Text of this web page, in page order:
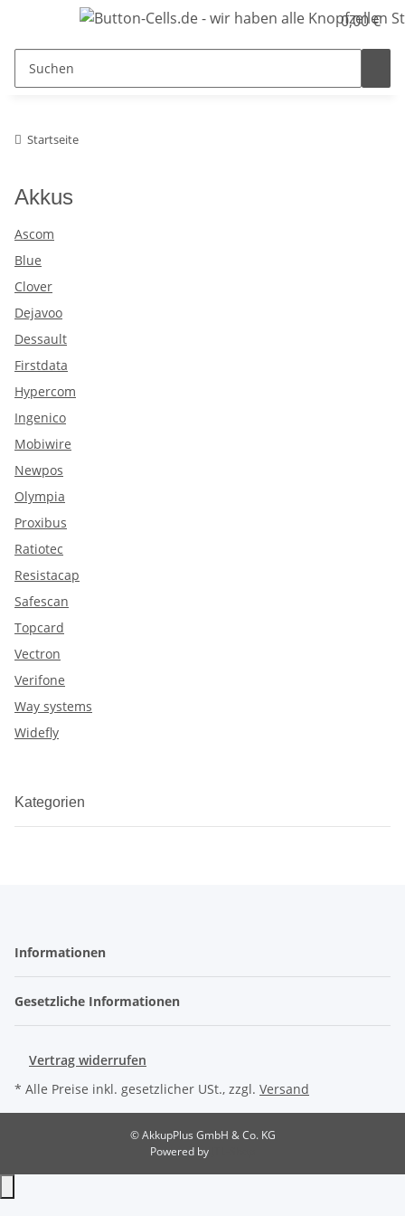
0,00 €
Startseite
Akkus
Ascom
Blue
Clover
Dejavoo
Dessault
Firstdata
Hypercom
Ingenico
Mobiwire
Newpos
Olympia
Proxibus
Ratiotec
Resistacap
Safescan
Topcard
Vectron
Verifone
Way systems
Widefly
Kategorien
Informationen
Gesetzliche Informationen
Vertrag widerrufen
* Alle Preise inkl. gesetzlicher USt., zzgl. Versand
© AkkupPlus GmbH & Co. KG
Powered by